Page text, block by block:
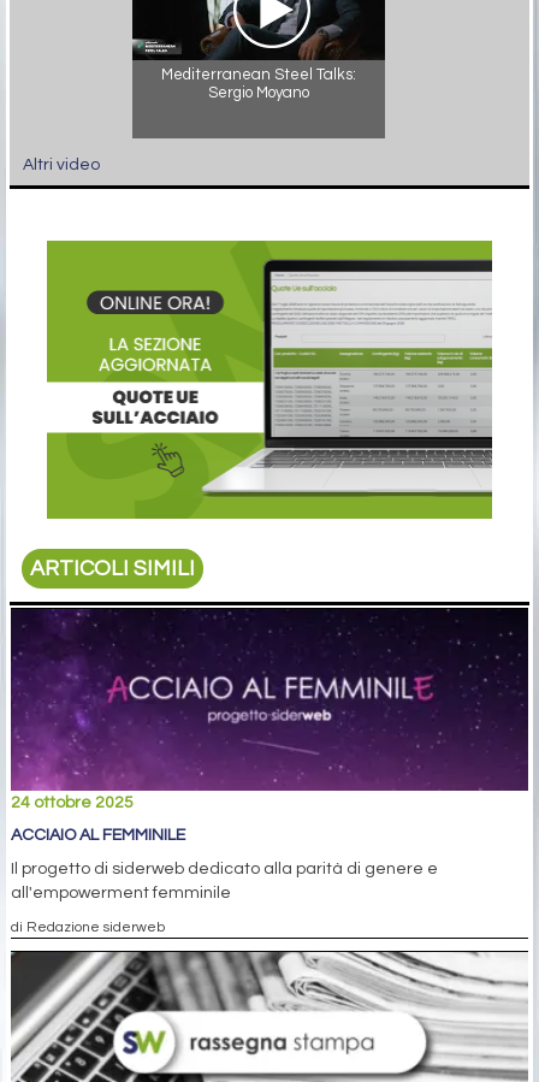
Mediterranean Steel Talks:
Sergio Moyano
Altri video
ARTICOLI SIMILI
24 ottobre 2025
ACCIAIO AL FEMMINILE
Il progetto di siderweb dedicato alla parità di genere e
all'empowerment femminile
di Redazione siderweb